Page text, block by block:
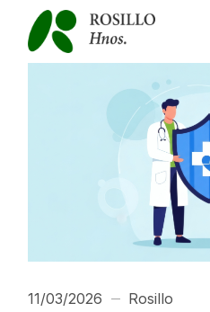
11/03/2026 Rosillo